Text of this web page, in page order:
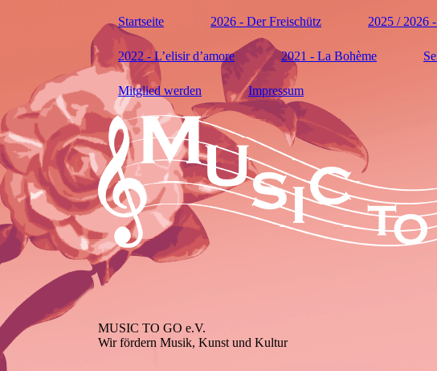
Startseite 2026 - Der Freischütz 2025 / 2026
2022 - L’elisir d’amore 2021 - La Bohème
Mitglied werden Impressum
MUSIC TO GO e.V.
Wir fördern Musik, Kunst und Kultur